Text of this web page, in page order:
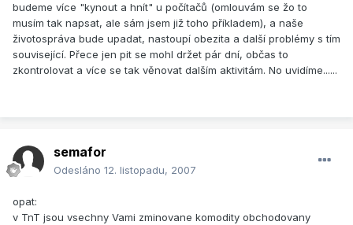
budeme více "kynout a hnít" u počítačů (omlouvám se žo to
musím tak napsat, ale sám jsem již toho příkladem), a naše
životospráva bude upadat, nastoupí obezita a další problémy s tím
související. Přece jen pit se mohl držet pár dní, občas to
zkontrolovat a více se tak věnovat dalším aktivitám. No uvidíme......
semafor
Odesláno 12. listopadu, 2007
opat:
v TnT jsou vsechny Vami zminovane komodity obchodovany